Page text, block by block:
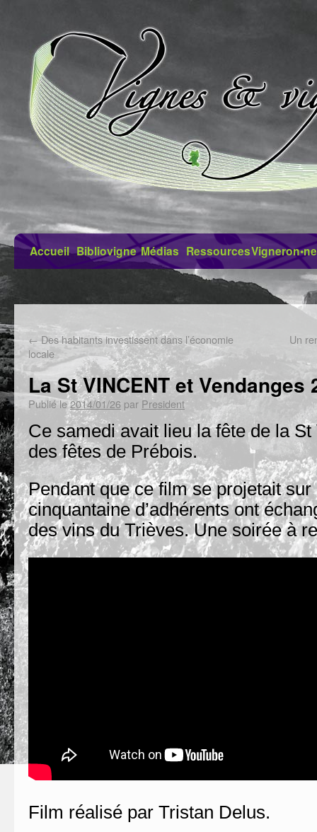
Accueil Bibliovigne Médias Ressources
←Des habitants investissent dans l’économie
locale
Un
La St VINCENT et Vendanges
Publié le2014/01/26 par President
Ce samedi avait lieu la fête de la
des fêtes de Prébois.
Pendant que ce film se projetait sur
cinquantaine d’adhérents ont
des vins du Trièves. Une soirée à
Film réalisé par Tristan Delus.